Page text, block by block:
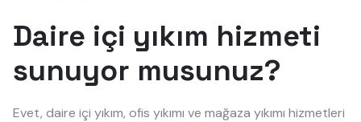
Daire içi yıkım hizmeti
sunuyor musunuz?
Evet, daire içi yıkım, ofis yıkımı ve mağaza yıkımı hizmetleri